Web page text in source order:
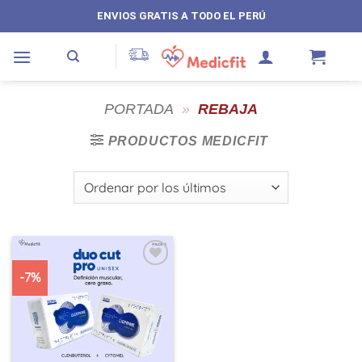
al
contenido
ENVIOS GRATIS A TODO EL PERÚ
PORTADA » REBAJA
PRODUCTOS MEDICFIT
-7%